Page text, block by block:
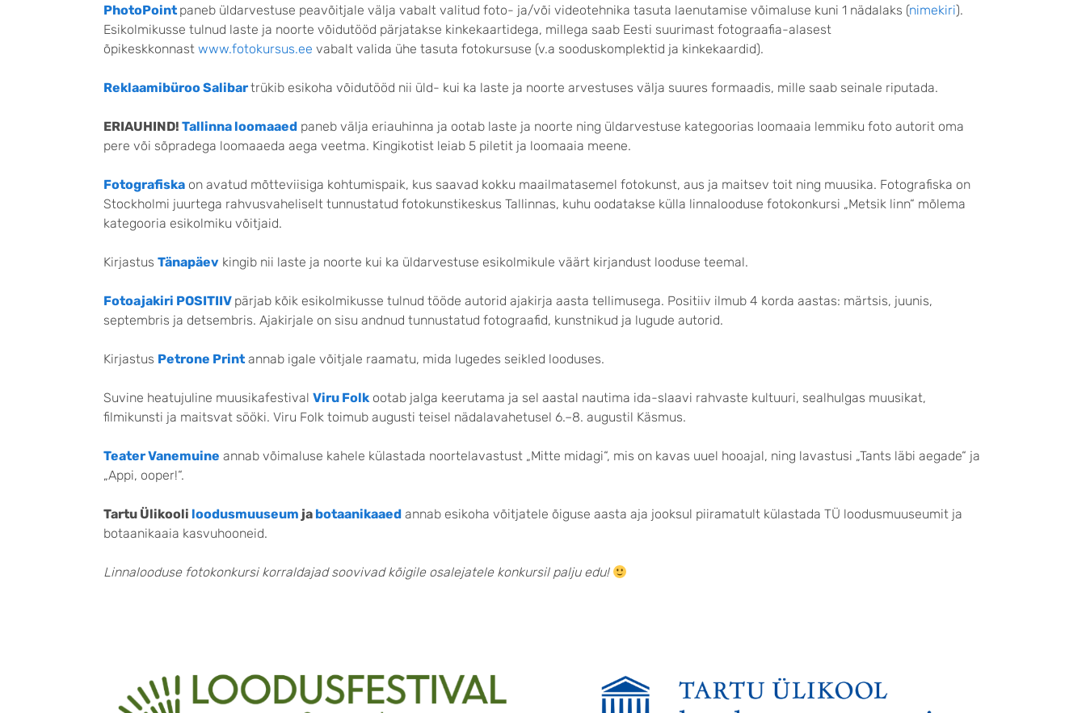
PhotoPoint paneb üldarvestuse peavõitjale välja vabalt valitud foto- ja/või videotehnika tasuta laenutamise võimaluse kuni 1 nädalaks (nimekiri).
Esikolmikusse tulnud laste ja noorte võidutööd pärjatakse kinkekaartidega, millega saab Eesti suurimast fotograafia-alasest
õpikeskkonnast www.fotokursus.ee vabalt valida ühe tasuta fotokursuse (v.a sooduskomplektid ja kinkekaardid).
Reklaamibüroo Salibartrükib esikoha võidutööd nii üld- kui ka laste ja noorte arvestuses välja suures formaadis, mille saab seinale riputada.
ERIAUHIND! Tallinna loomaaed paneb välja eriauhinna ja ootab laste ja noorte ning üldarvestuse kategoorias loomaaia lemmiku foto autorit oma
pere või sõpradega loomaaeda aega veetma. Kingikotist leiab 5 piletit ja loomaaia meene.
Fotografiska on avatud mõtteviisiga kohtumispaik, kus saavad kokku maailmatasemel fotokunst, aus ja maitsev toit ning muusika. Fotografiska on
Stockholmi juurtega rahvusvaheliselt tunnustatud fotokunstikeskus Tallinnas, kuhu oodatakse külla linnalooduse fotokonkursi „Metsik linn“ mõlema
kategooria esikolmiku võitjaid.
Kirjastus Tänapäev kingib nii laste ja noorte kui ka üldarvestuse esikolmikule väärt kirjandust looduse teemal.
Fotoajakiri POSITIIV pärjab kõik esikolmikusse tulnud tööde autorid ajakirja aasta tellimusega. Positiiv ilmub 4 korda aastas: märtsis, juunis,
septembris ja detsembris. Ajakirjale on sisu andnud tunnustatud fotograafid, kunstnikud ja lugude autorid.
Kirjastus Petrone Print annab igale võitjale raamatu, mida lugedes seikled looduses.
Suvine heatujuline muusikafestival Viru Folkootab jalga keerutama ja sel aastal nautima ida-slaavi rahvaste kultuuri, sealhulgas muusikat,
filmikunsti ja maitsvat sööki. Viru Folk toimub augusti teisel nädalavahetusel 6.–8. augustil Käsmus.
Teater Vanemuine annab võimaluse kahele külastada noortelavastust „Mitte midagi“, mis on kavas uuel hooajal, ning lavastusi „Tants läbi aegade“ ja
„Appi, ooper!“.
Tartu Ülikooli loodusmuuseum ja botaanikaaed annab esikoha võitjatele õiguse aasta aja jooksul piiramatult külastada TÜ loodusmuuseumit ja
botaanikaaia kasvuhooneid.
Linnalooduse fotokonkursi korraldajad soovivad kõigile osalejatele konkursil palju edu!